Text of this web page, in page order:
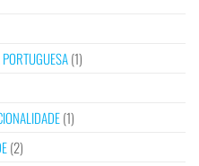
(1)
(1)
(2)